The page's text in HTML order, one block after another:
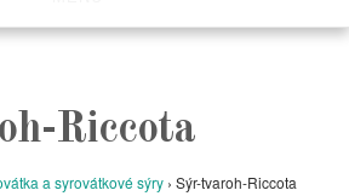
Riccota
a syrovátkové sýry › Sýr-tvaroh-Riccota